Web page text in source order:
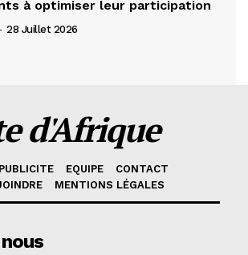
à optimiser leur participation
28 Juillet 2026
d'Afrique
PUBLICITE EQUIPE
CONTACT
MENTIONS LÉGALES